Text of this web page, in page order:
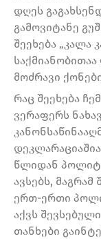
დღეს
გამოვიტანე
შეეხება „კალა
მოძრავი
რაც შეეხება
ვერაფერს
წლიდან
ავსებს,
ერთ-ერთი
აქვს
თანხები